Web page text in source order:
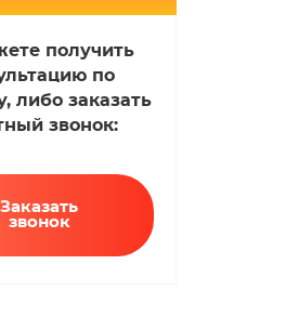
получить
по
либо заказать
звонок:
Заказать
звонок